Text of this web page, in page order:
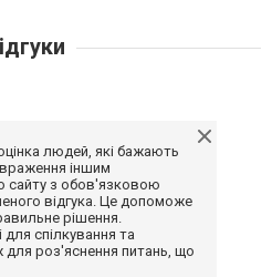
людей, які бажають
іншим
сайту з обов'язковою
відгука. Це допоможе
рішення.
спілкування та
для роз'яснення питань, що